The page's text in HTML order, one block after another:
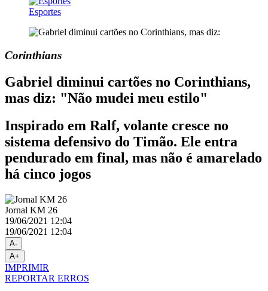
Esportes
Corinthians
Gabriel diminui cartões no Corinthians,
mas diz: "Não mudei meu estilo"
Inspirado em Ralf, volante cresce no
sistema defensivo do Timão. Ele entra
pendurado em final, mas não é amarelado
há cinco jogos
Jornal KM 26
19/06/2021 12:04
19/06/2021 12:04
A-
A+
IMPRIMIR
REPORTAR ERROS